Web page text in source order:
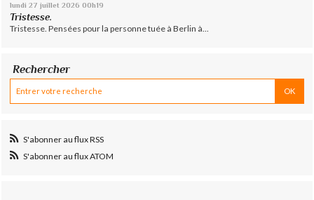
lundi 27 juillet 2026 00h19
Tristesse.
Tristesse. Pensées pour la personne tuée à Berlin à...
Rechercher
S'abonner au flux RSS
S'abonner au flux ATOM